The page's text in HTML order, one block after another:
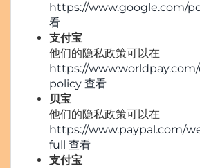
https://www.google.com/
看
支付宝
他们的隐私政策可以在
https://
policy 查看
贝宝
他们的隐私政策可以在
https://www.paypal.com/
full 查看
支付宝